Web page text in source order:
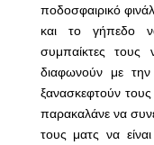
ποδοσφαιρικό
και το γήπεδο
συμπαίκτες τους
διαφωνούν με
ξανασκεφτούν
παρακαλάνε να
τους ματς να